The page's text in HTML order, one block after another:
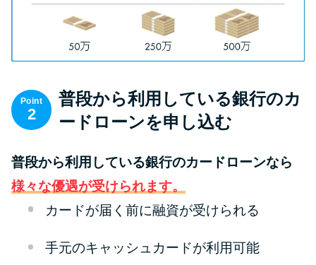
みずほ銀行カードローンの問い
合わせ先とシーン別の問い合わ
Point
2
普段から利用している銀行のカ
ードローンを申し込む
普段から利用している銀行のカードローンなら
様々な優遇が受けられます。
カードが届く前に融資が受けられる
手元のキャッシュカードが利用可能